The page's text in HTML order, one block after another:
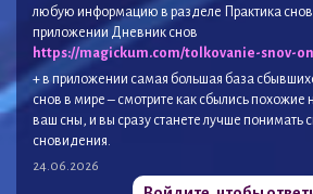
любую информацию в разделе Практика снов
приложении Дневник снов
https://magickum.com/tolkovanie-snov-
+ в приложении самая большая база
снов в мире – смотрите как сбылись похожие
ваш сны, и вы сразу станете лучше понимать
сновидения.
24.06.2026